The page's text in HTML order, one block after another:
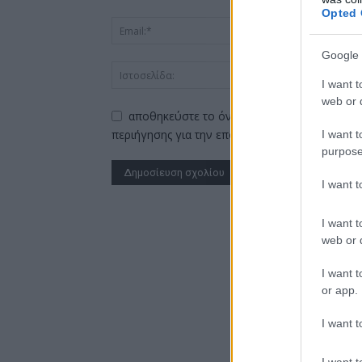
Opted
Google
I want
web or
I want
I want
I want
web or
I want
or app.
I want
αποθηκεύστε το όνομα, το ηλεκτρονικό
περιήγησης για την επόμενη φορά που θα